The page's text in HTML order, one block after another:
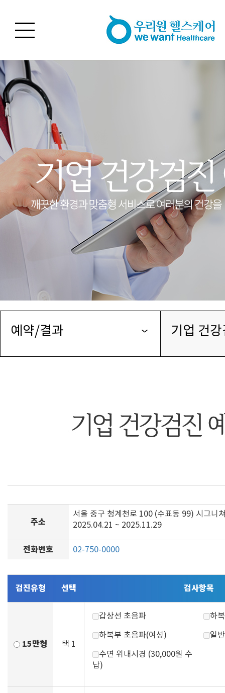
예약/결과 기업 건
주소
서울 중구 청계천로 100 (수표동 99) 시그니
2025.04.21 ~ 2025.11.29
전화번호 02-750-0000
검진유형 선택 검사항목
15만형 택 1
갑상선 초음파 하
하복부 초음파(여성) 일
수면 위내시경 (30,000원 수
납)